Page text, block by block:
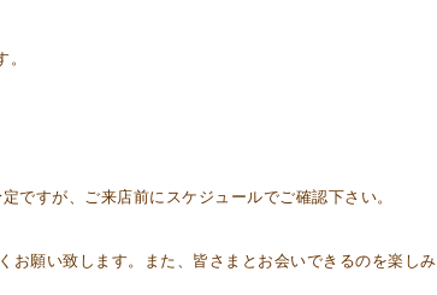
ですが、ご来店前にスケジュールでご確認下さい。
お願い致します。また、皆さまとお会いできるのを楽しみ